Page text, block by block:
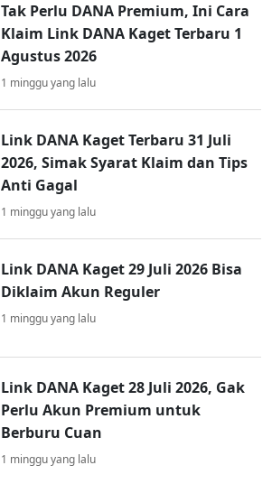
Tak Perlu DANA Premium, Ini Cara
Klaim Link DANA Kaget Terbaru 1
Agustus 2026
1 minggu yang lalu
Link DANA Kaget Terbaru 31 Juli
2026, Simak Syarat Klaim dan Tips
Anti Gagal
1 minggu yang lalu
Link DANA Kaget 29 Juli 2026 Bisa
Diklaim Akun Reguler
1 minggu yang lalu
Link DANA Kaget 28 Juli 2026, Gak
Perlu Akun Premium untuk
Berburu Cuan
1 minggu yang lalu